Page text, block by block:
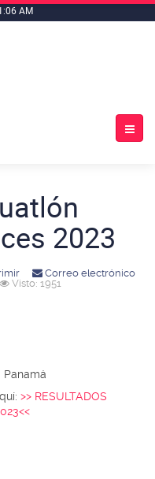
AM
2023
Correo electrónico
Visto: 1951
Panamá
>> RESULTADOS